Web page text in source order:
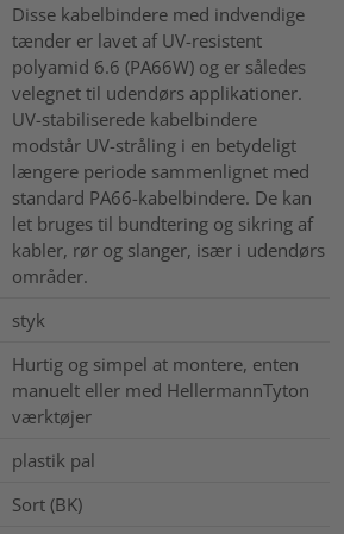
Disse kabelbindere med indvendige
tænder er lavet af UV-resistent
polyamid 6.6 (PA66W) og er således
velegnet til udendørs applikationer.
UV-stabiliserede kabelbindere
modstår UV-stråling i en betydeligt
længere periode sammenlignet med
standard PA66-kabelbindere. De kan
let bruges til bundtering og sikring af
kabler, rør og slanger, især i udendørs
områder.
styk
Hurtig og simpel at montere, enten
manuelt eller med HellermannTyton
værktøjer
plastik pal
Sort (BK)